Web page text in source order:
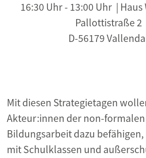
16:30 Uhr- 13:00 Uhr |
Pallottistraße 2
D-56179
Mit diesen Strategietagen
Akteur:innen der non-formalen
Bildungsarbeit dazu
mit Schulklassen und